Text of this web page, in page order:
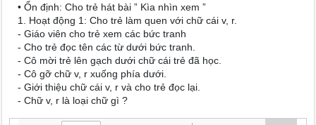
• Ổn định: Cho trẻ hát bài ” Kìa nhìn xem ”
1. Hoạt động 1: Cho trẻ làm quen với chữ cái v, r.
- Giáo viên cho trẻ xem các bức tranh
- Cho trẻ đọc tên các từ dưới bức tranh.
- Cô mời trẻ lên gạch dưới chữ cái trẻ đã học.
- Cô gỡ chữ v, r xuống phía dưới.
- Giới thiệu chữ cái v, r và cho trẻ đọc lại.
- Chữ v, r là loại chữ gì ?